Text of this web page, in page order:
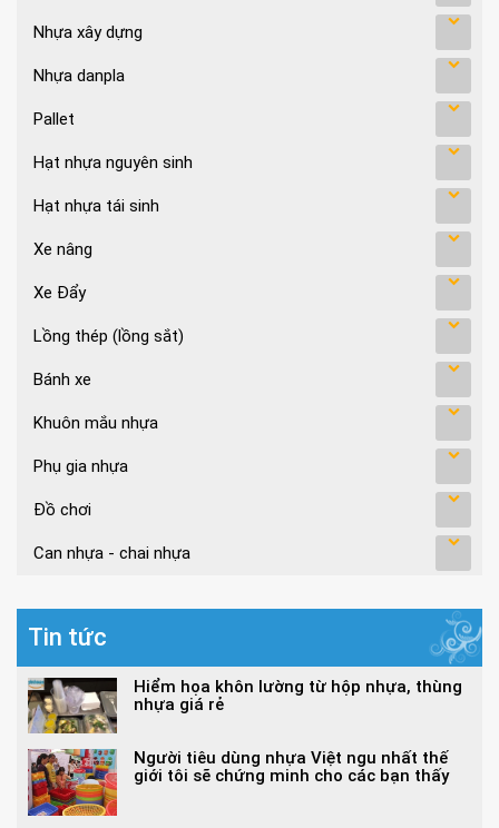
Nhựa xây dựng
Nhựa danpla
Pallet
Hạt nhựa nguyên sinh
Hạt nhựa tái sinh
Xe nâng
Xe Đẩy
Lồng thép (lồng sắt)
Bánh xe
Khuôn mắu nhựa
Phụ gia nhựa
Đồ chơi
Can nhựa - chai nhựa
Tin tức
Hiểm họa khôn lường từ hộp nhựa, thùng
nhựa giá rẻ
Người tiêu dùng nhựa Việt ngu nhất thế
giới tôi sẽ chứng minh cho các bạn thấy